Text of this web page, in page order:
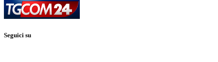
Seguici su